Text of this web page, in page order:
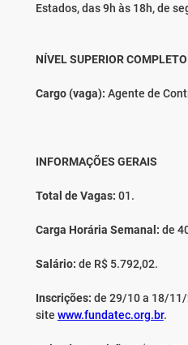
Estados, das 9h às 18h, de
NÍVEL SUPERIOR COMPLETO
Cargo (vaga): Agente de
INFORMAÇÕES GERAIS
Total de Vagas: 01.
Carga Horária Semanal: de
Salário: de R$ 5.792,02.
Inscrições: de 29/10 a 18/
site www.fundatec.org.br.